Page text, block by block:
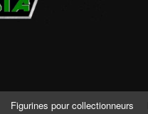
Figurines pour collectionneurs